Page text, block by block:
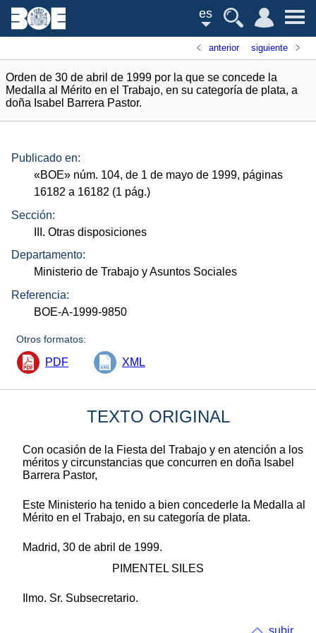
es
anterior siguiente
Orden de 30 de abril de 1999 por la que se concede la
Medalla al Mérito en el Trabajo, en su categoría de plata, a
doña Isabel Barrera Pastor.
Publicado en:
«BOE» núm. 104, de 1 de mayo de 1999, páginas
16182 a 16182 (1 pág.)
Sección:
III. Otras disposiciones
Departamento:
Ministerio de Trabajo y Asuntos Sociales
Referencia:
BOE-A-1999-9850
Otros formatos:
PDF XML
TEXTO ORIGINAL
Con ocasión de la Fiesta del Trabajo y en atención a los
méritos y circunstancias que concurren en doña Isabel
Barrera Pastor,
Este Ministerio ha tenido a bien concederle la Medalla al
Mérito en el Trabajo, en su categoría de plata.
Madrid, 30 de abril de 1999.
PIMENTEL SILES
Ilmo. Sr. Subsecretario.
subir